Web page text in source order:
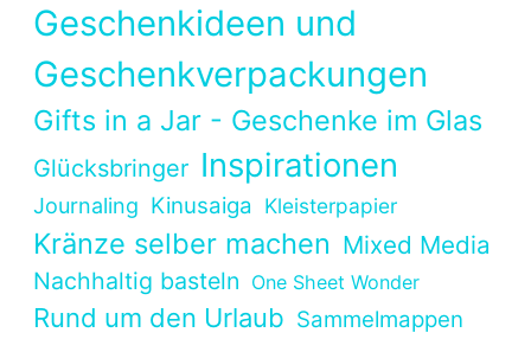
Geschenkideen und
Geschenkverpackungen
Gifts in a Jar - Geschenke im Glas
Glücksbringer Inspirationen
Journaling Kinusaiga Kleisterpapier
Kränze selber machen Mixed Media
Nachhaltig basteln One Sheet Wonder
Rund um den Urlaub Sammelmappen